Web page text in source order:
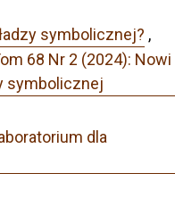
symbolicznej? ,
68 Nr 2 (2024): Nowi
symbolicznej
dla